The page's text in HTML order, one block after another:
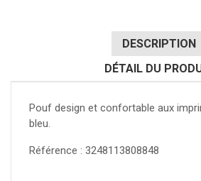
DESCRIPTION
DÉTAIL DU
Pouf design et confortable aux
bleu.
Référence : 3248113808848